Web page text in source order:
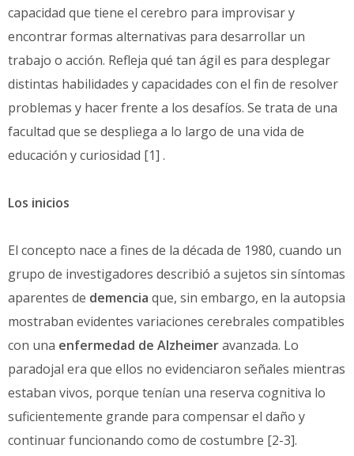
capacidad que tiene el cerebro para improvisar y
encontrar formas alternativas para desarrollar un
trabajo o acción. Refleja qué tan ágil es para desplegar
distintas habilidades y capacidades con el fin de resolver
problemas y hacer frente a los desafíos. Se trata de una
facultad que se despliega a lo largo de una vida de
educación y curiosidad [1] .
Los inicios
El concepto nace a fines de la década de 1980, cuando un
grupo de investigadores describió a sujetos sin síntomas
aparentes de demencia que, sin embargo, en la autopsia
mostraban evidentes variaciones cerebrales compatibles
con una enfermedad de Alzheimeravanzada. Lo
paradojal era que ellos no evidenciaron señales mientras
estaban vivos, porque tenían una reserva cognitiva lo
suficientemente grande para compensar el daño y
continuar funcionando como de costumbre [2-3].